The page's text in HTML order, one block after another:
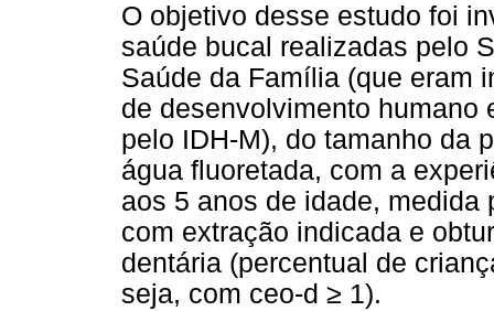
O objetivo desse estudo foi
saúde bucal realizadas pelo
Saúde da Família (que eram
de desenvolvimento humano
pelo IDH-M), do tamanho da
água fluoretada, com a
aos 5 anos de idade,
com extração indicada e
dentária (percentual de
seja, com ceo-d ≥ 1).